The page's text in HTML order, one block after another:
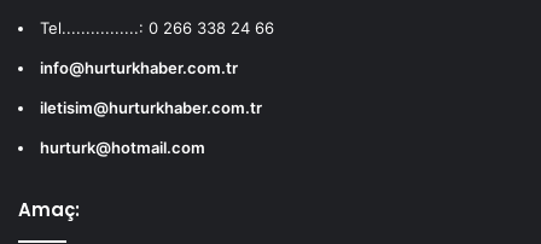
Tel................: 0 266 338 24 66
info@hurturkhaber.com.tr
iletisim@hurturkhaber.com.tr
hurturk@hotmail.com
Amaç: